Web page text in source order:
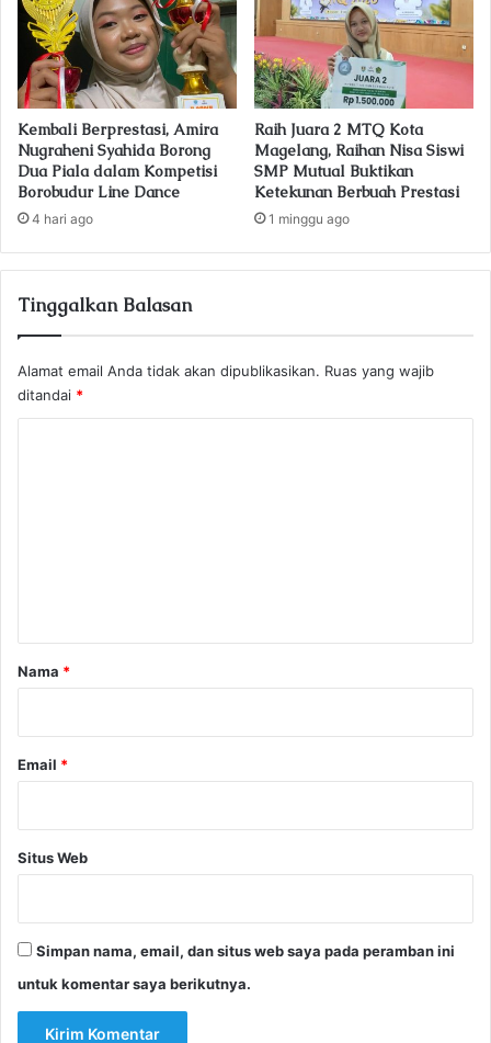
Kembali Berprestasi, Amira
Nugraheni Syahida Borong
Dua Piala dalam Kompetisi
Borobudur Line Dance
4 hari ago
Raih Juara 2 MTQ Kota
Magelang, Raihan Nisa Siswi
SMP Mutual Buktikan
Ketekunan Berbuah Prestasi
1 minggu ago
Tinggalkan Balasan
Alamat email Anda tidak akan dipublikasikan. Ruas yang wajib
ditandai *
rNama *
Email *
Situs Web
Simpan nama, email, dan situs web saya pada peramban ini
untuk komentar saya berikutnya.